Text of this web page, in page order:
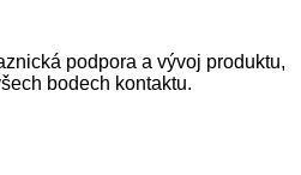
podpora a vývoj produktu,
bodech kontaktu.